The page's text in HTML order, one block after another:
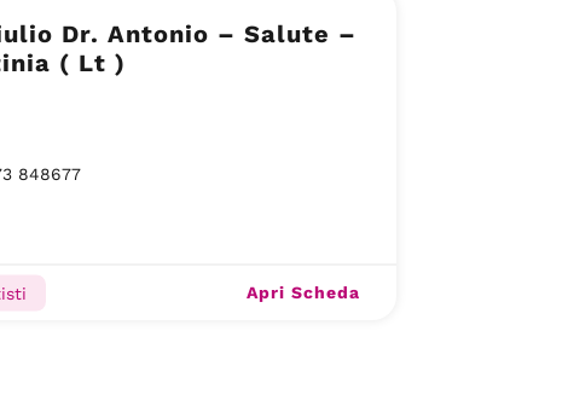
Dr. Antonio – Salute –
( Lt )
848677
Apri Scheda